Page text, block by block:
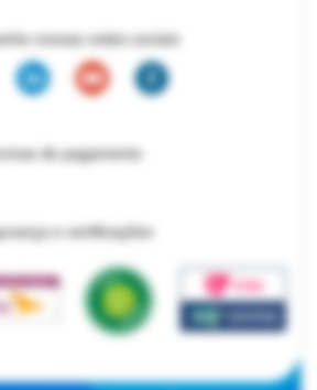
nossas redes sociais
de pagamento
e certificações